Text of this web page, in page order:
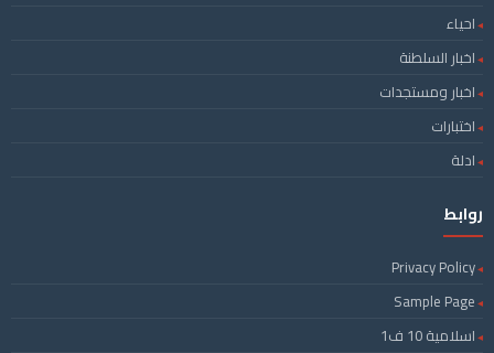
احياء
اخبار السلطنة
اخبار ومستجدات
اختبارات
ادلة
روابط
Privacy Policy
Sample Page
اسلامية 10 ف1